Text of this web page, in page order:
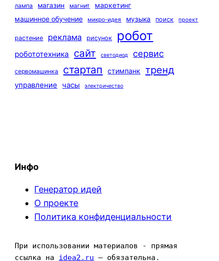
лампа
магазин магнит
маркетинг
машинное обучение
микро-идея музыка поиск проект
растение реклама рисунок робот
робототехника сайт светодиод сервис
сервомашинка стартап стимпанк тренд
управление часы электричество
Инфо
Генератор идей
О проекте
Политика конфиденциальности
При использовании материалов - прямая
ссылка на idea2.ru — обязательна.